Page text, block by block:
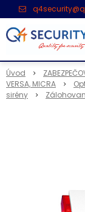
Úvod
VERSA, MICRA
sirény